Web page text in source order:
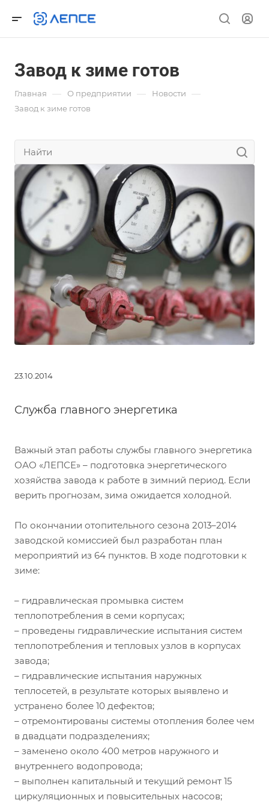
Завод к зиме готов
Главная — О предприятии — Новости —
Завод к зиме готов
23.10.2014
Служба главного энергетика
Важный этап работы службы главного энергетика
ОАО «ЛЕПСЕ» – подготовка энергетического
хозяйства завода к работе в зимний период. Если
верить прогнозам, зима ожидается холодной.
По окончании отопительного сезона 2013–2014
заводской комиссией был разработан план
мероприятий из 64 пунктов. В ходе подготовки к
зиме:
– гидравлическая промывка систем
теплопотребления в семи корпусах;
– проведены гидравлические испытания систем
теплопотребления и тепловых узлов в корпусах
завода;
– гидравлические испытания наружных
теплосетей, в результате которых выявлено и
устранено более 10 дефектов;
– отремонтированы системы отопления более чем
в двадцати подразделениях;
– заменено около 400 метров наружного и
внутреннего водопровода;
– выполнен капитальный и текущий ремонт 15
циркуляционных и повысительных насосов;